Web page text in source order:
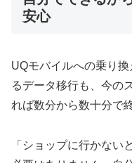
安心
UQモバイルへの乗り
るデータ移行も、今の
れば数分から数十分で
「ショップに行かない